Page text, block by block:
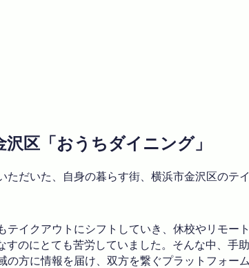
区「おうちダイニング」
だいた、自身の暮らす街、横浜市金沢区の
イクアウトにシフトしていき、休校やリモ
のにとても苦労していました。そんな中、
方に情報を届け、双方を繋ぐプラットフォー